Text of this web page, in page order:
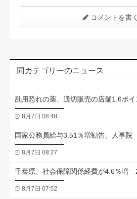
コメントを書く
同カテゴリーのニュース
乱用恐れの薬、適切販売の店舗1.6ポ
8月7日 08:48
国家公務員給与3.51％増勧告、人事院
8月7日 08:27
千葉県、社会保障関係経費が4.6％増
8月7日 07:52